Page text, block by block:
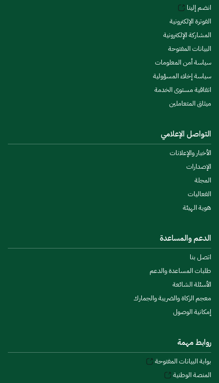
انضم إلينا
الفوترة الإلكترونية
المشاركة الإلكترونية
البيانات المفتوحة
سياسة أمن المعلومات
سياسة إخلاء المسؤولية
اتفاقية مستوى الخدمة
ميثاق المتعاملين
التواصل الإعلامي
الأخبار والإعلانات
الإصدارات
المجلة
الفعاليات
هوية الهيئة
الدعم والمساعدة
اتصل بنا
طلبات المساعدة والدعم
الأسئلة الشائعة
معجم الزكاة والضريبة والجمارك
إمكانية الوصول
روابط مهمة
بوابة البيانات المفتوحة
المنصة الوطنية